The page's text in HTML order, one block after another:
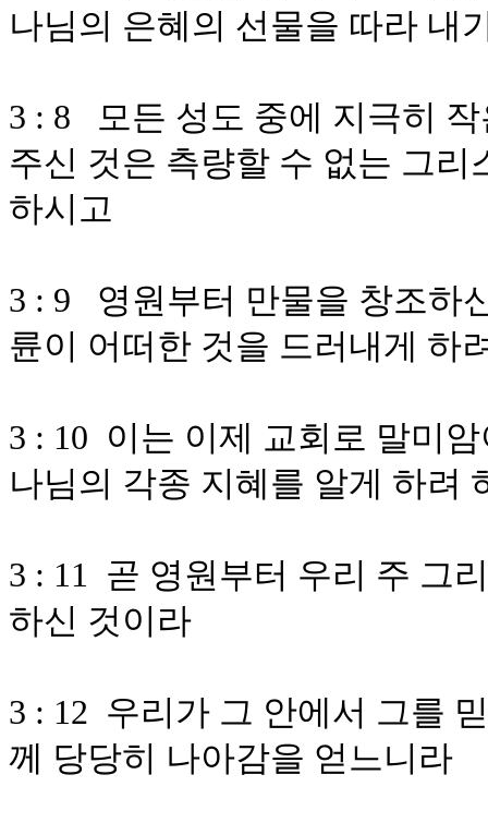
나님의 은혜의 선물을 따라 내
3 : 8 모든 성도 중에 지극히
주신 것은 측량할 수 없는 그
하시고
3 : 9 영원부터 만물을 창조하
륜이 어떠한 것을 드러내게 하
3 : 10 이는 이제 교회로 말미
나님의 각종 지혜를 알게 하려
3 : 11 곧 영원부터 우리 주 그
하신 것이라
3 : 12 우리가 그 안에서 그를
께 당당히 나아감을 얻느니라